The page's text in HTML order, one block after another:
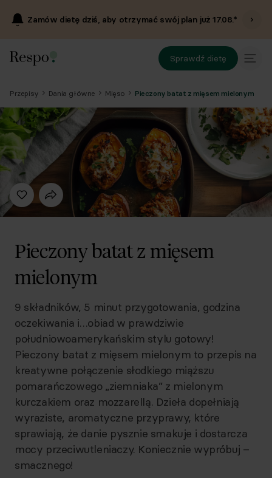
Zamów dietę dziś, aby otrzymać swój plan już17.08.*
Sprawdź dietę
Przepisy Dania główne Mięso Pieczony batat z mięsem mielonym
Pieczony batat z mięsem
mielonym
9 składników, 5 minut przygotowania, godzina
oczekiwania i…obiad w prawdziwie
południowoamerykańskim stylu gotowy!
Pieczony batat z mięsem mielonym to przepis na
kreatywne połączenie słodkiego miąższu
pomarańczowego „ziemniaka” z mielonym
kurczakiem oraz mozzarellą. Dzieła dopełniają
wyraziste, aromatyczne przyprawy, które
sprawiają, że danie pysznie smakuje i dostarcza
mocy przeciwutleniaczy. Koniecznie wypróbuj –
smacznego!